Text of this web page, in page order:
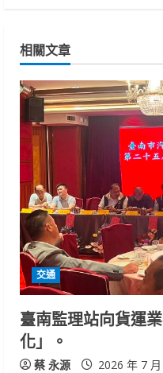
n
u
e
R
e
a
d
i
n
g
相關文章
交通
臺南監理站向貨運
化」。
蔡 永源 2026 年 7